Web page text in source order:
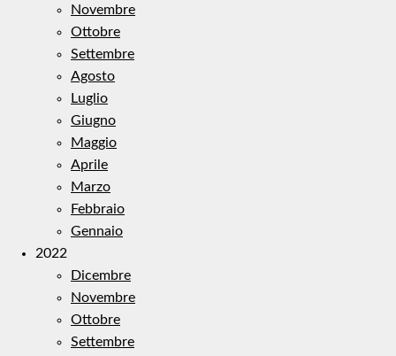
Novembre
Ottobre
Settembre
Agosto
Luglio
Giugno
Maggio
Aprile
Marzo
Febbraio
Gennaio
2022
Dicembre
Novembre
Ottobre
Settembre